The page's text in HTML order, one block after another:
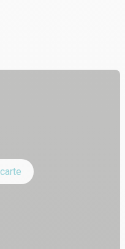
convenir à toutes les
avec affectation